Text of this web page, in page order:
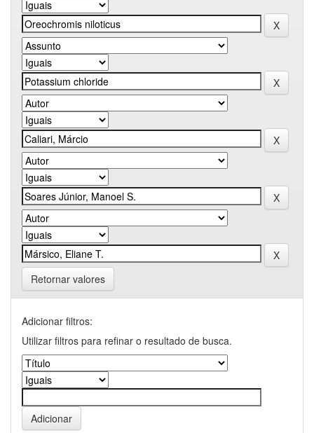
Retornar valores
Adicionar filtros:
Utilizar filtros para refinar o resultado de busca.